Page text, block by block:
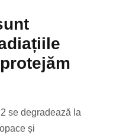
se degradează la
și